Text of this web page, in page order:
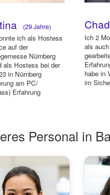
(29 Jahre)
ich als Hostess
auf der
Nürnberg
als Hostess bei der
in Nürnberg
am PC/
Erfahrung
Ich 2
als
habe in
im
Personal in